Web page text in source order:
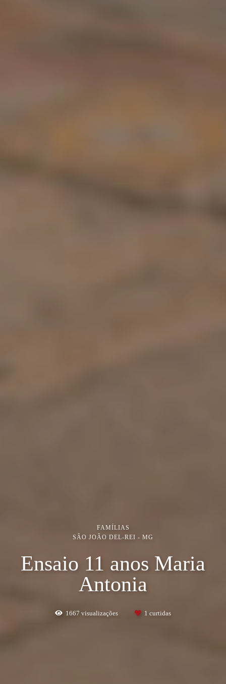
FAMÍLIAS
SÃO JOÃO DEL-REI - MG
Ensaio 11 anos Maria
Antonia
1667 visualizações 1 curtidas